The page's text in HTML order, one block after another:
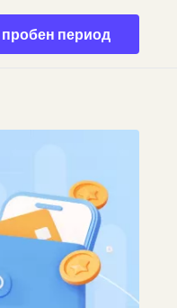
пробен период